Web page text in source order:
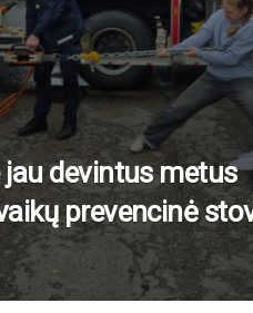
devintus metus
prevencinė